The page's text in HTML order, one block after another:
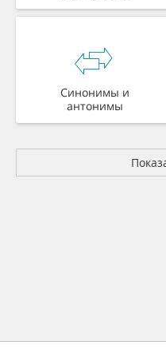
Синонимы и
антонимы